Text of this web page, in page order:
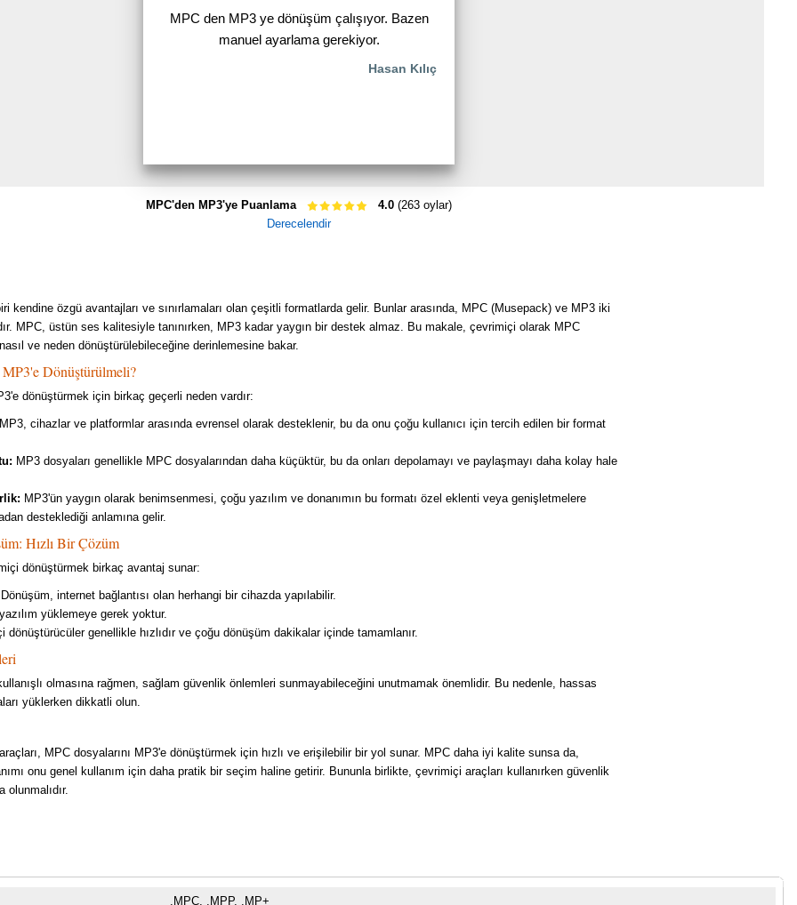
MPC den MP3 ye dönüşüm çalışıyor. Bazen
manuel ayarlama gerekiyor.
Hasan Kılıç
MPC'den MP3'ye Puanlama 4.0 (263 oylar)
Derecelendir
kendine özgü avantajları ve sınırlamaları olan çeşitli formatlarda gelir. Bunlar arasında, MPC (Musepack) ve MP3 iki
MPC, üstün ses kalitesiyle tanınırken, MP3 kadar yaygın bir destek almaz. Bu makale, çevrimiçi olarak MPC
ve neden dönüştürülebileceğine derinlemesine bakar.
Dönüştürülmeli?
dönüştürmek için birkaç geçerli neden vardır:
cihazlar ve platformlar arasında evrensel olarak desteklenir, bu da onu çoğu kullanıcı için tercih edilen bir format
MP3 dosyaları genellikle MPC dosyalarından daha küçüktür, bu da onları depolamayı ve paylaşmayı daha kolay hale
MP3'ün yaygın olarak benimsenmesi, çoğu yazılım ve donanımın bu formatı özel eklenti veya genişletmelere
desteklediği anlamına gelir.
Hızlı Bir Çözüm
dönüştürmek birkaç avantaj sunar:
internet bağlantısı olan herhangi bir cihazda yapılabilir.
yüklemeye gerek yoktur.
dönüştürücüler genellikle hızlıdır ve çoğu dönüşüm dakikalar içinde tamamlanır.
olmasına rağmen, sağlam güvenlik önlemleri sunmayabileceğini unutmamak önemlidir. Bu nedenle, hassas
yüklerken dikkatli olun.
MPC dosyalarını MP3'e dönüştürmek için hızlı ve erişilebilir bir yol sunar. MPC daha iyi kalite sunsa da,
onu genel kullanım için daha pratik bir seçim haline getirir. Bununla birlikte, çevrimiçi araçları kullanırken güvenlik
olunmalıdır.
.MPC, .MPP, .MP+